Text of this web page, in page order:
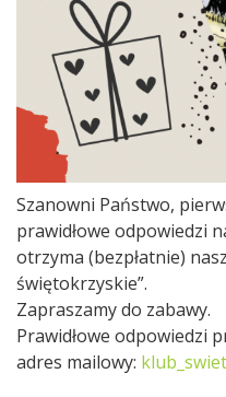
Szanowni Państwo,
prawidłowe odpowiedzi
otrzyma (bezpłatnie)
świętokrzyskie”.
Zapraszamy do zabawy.
Prawidłowe odpowiedzi
adres mailowy: